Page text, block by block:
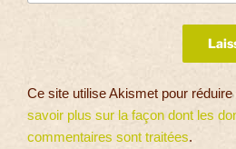
Ce site utilise Akismet pour
savoir plus sur la façon dont les
commentaires sont traitées.